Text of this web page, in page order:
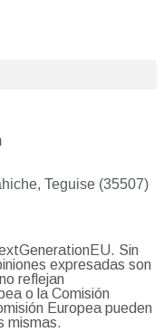
Teguise (35507)
Sin
expresadas son
reflejan
o la Comisión
Europea pueden
mismas.